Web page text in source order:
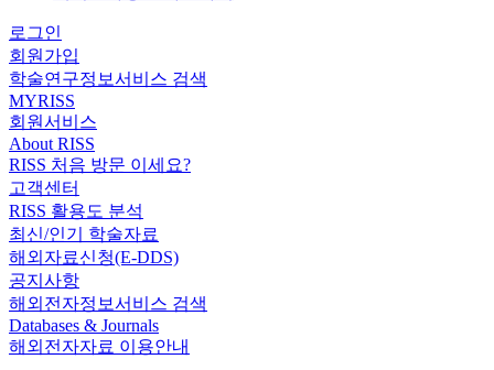
로그인
회원가입
학술연구정보서비스 검색
MYRISS
회원서비스
About RISS
RISS 처음 방문 이세요?
고객센터
RISS 활용도 분석
최신/인기 학술자료
해외자료신청(E-DDS)
공지사항
해외전자정보서비스 검색
Databases & Journals
해외전자자료 이용안내